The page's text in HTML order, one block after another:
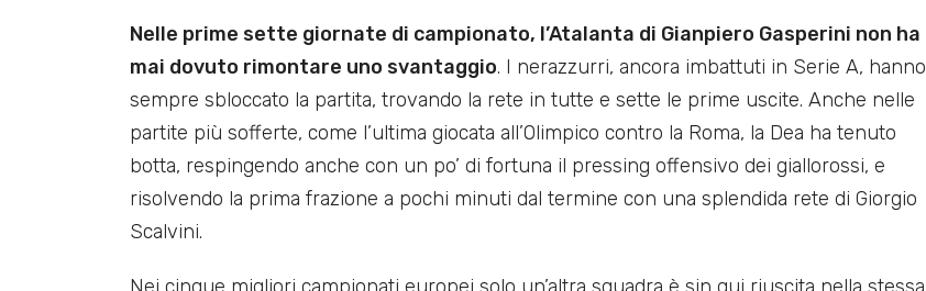
Nelle prime sette giornate di campionato, l’Atalanta di Gianpiero Gasperini non ha
mai dovuto rimontare uno svantaggio. I nerazzurri, ancora imbattuti in Serie A, hanno
sempre sbloccato la partita, trovando la rete in tutte e sette le prime uscite. Anche nelle
partite più sofferte, come l’ultima giocata all’Olimpico contro la Roma, la Dea ha tenuto
botta, respingendo anche con un po’ di fortuna il pressing offensivo dei giallorossi, e
risolvendo la prima frazione a pochi minuti dal termine con una splendida rete di Giorgio
Scalvini.